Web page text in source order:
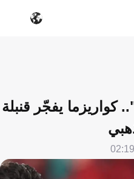
يفجّر قنبلة
02:19